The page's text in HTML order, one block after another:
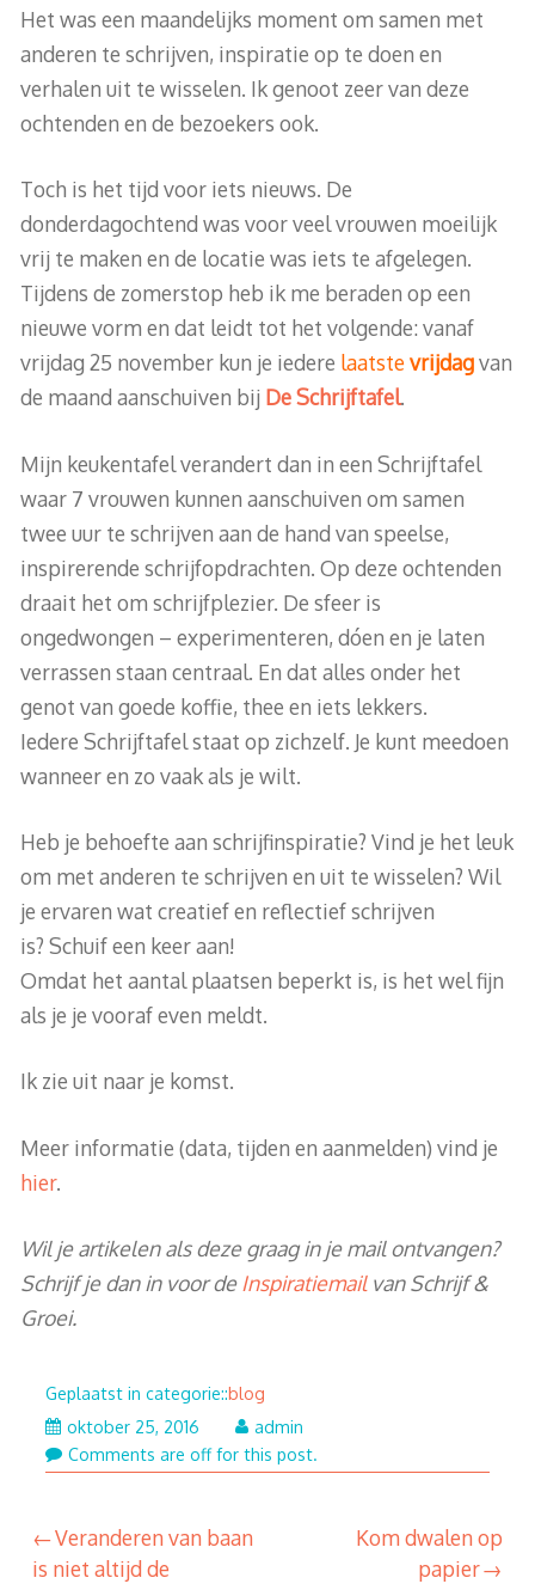
Het was een maandelijks moment om samen met
anderen te schrijven, inspiratie op te doen en
verhalen uit te wisselen. Ik genoot zeer van deze
ochtenden en de bezoekers ook.
Toch is het tijd voor iets nieuws. De
donderdagochtend was voor veel vrouwen moeilijk
vrij te maken en de locatie was iets te afgelegen.
Tijdens de zomerstop heb ik me beraden op een
nieuwe vorm en dat leidt tot het volgende: vanaf
vrijdag 25 november kun je iedere laatstevrijdagvan
de maand aanschuiven bij De Schrijftafel.
Mijn keukentafel verandert dan in een Schrijftafel
waar 7 vrouwen kunnen aanschuiven om samen
twee uur te schrijven aan de hand van speelse,
inspirerende schrijfopdrachten. Op deze ochtenden
draait het om schrijfplezier. De sfeer is
ongedwongen – experimenteren, dóen en je laten
verrassen staan centraal. En dat alles onder het
genot van goede koffie, thee en iets lekkers.
Iedere Schrijftafel staat op zichzelf. Je kunt meedoen
wanneer en zo vaak als je wilt.
Heb je behoefte aan schrijfinspiratie? Vind je het leuk
om met anderen te schrijven en uit te wisselen? Wil
je ervaren wat creatief en reflectief schrijven
is? Schuif een keer aan!
Omdat het aantal plaatsen beperkt is, is het wel fijn
als je je vooraf even meldt.
Ik zie uit naar je komst.
Meer informatie (data, tijden en aanmelden) vind je
hier.
Wil je artikelen als deze graag in je mail ontvangen?
Schrijf je dan in voor de Inspiratiemailvan Schrijf &
Groei.
Geplaatst in categorie::blog
oktober 25, 2016november
6,
admin
Comments are off for this post.
bericht
Veranderen van baan
is niet altijd de
Kom dwalen op
papier